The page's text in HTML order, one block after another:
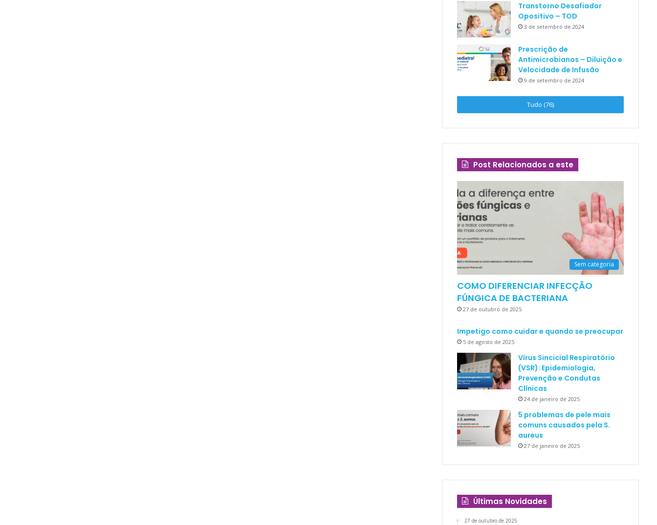
Transtorno Desafiador
Opositivo – TOD
3 de setembro de 2024
Prescrição de
Antimicrobianos – Diluição e
Velocidade de Infusão
9 de setembro de 2024
Tudo (76)
Post Relacionados a este
Sem categoria
COMO DIFERENCIAR INFECÇÃO
FÚNGICA DE BACTERIANA
27 de outubro de 2025
Impetigo como cuidar e quando se preocupar
5 de agosto de 2025
Vírus Sincicial Respiratório
(VSR): Epidemiologia,
Prevenção e Condutas
Clínicas
24 de janeiro de 2025
5 problemas de pele mais
comuns causados pela S.
aureus
27 de janeiro de 2025
Últimas Novidades
27 de outubro de 2025